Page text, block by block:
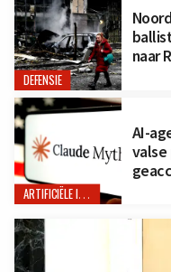
DEFENSIE
naar
ARTIFICIËLE INTELLIGENTIE
AI-
valse